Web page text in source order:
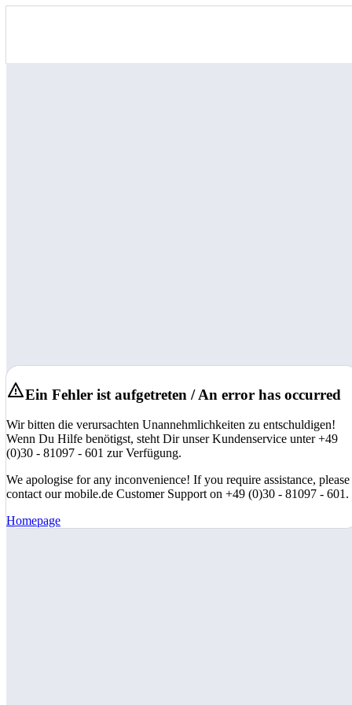
Ein Fehler ist aufgetreten / An error has occurred
Wir bitten die verursachten Unannehmlichkeiten zu entschuldigen!
Wenn Du Hilfe benötigst, steht Dir unser Kundenservice unter +49
(0)30 - 81097 - 601 zur Verfügung.
We apologise for any inconvenience! If you require assistance, please
contact our mobile.de Customer Support on +49 (0)30 - 81097 - 601.
Homepage